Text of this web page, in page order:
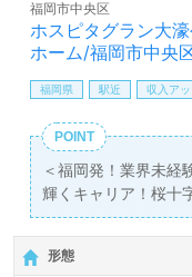
詳細をご案内します
全国の求人ご紹介！
しは【ウィルオブ介
LINE、メール、お電
相談可能です。転職
料サービスをご利用
ホスピタグラン大
ホーム/福岡市中央
福岡市中央区
福岡県 駅近 収入アッ
POINT
＜福岡発！業界未経
輝くキャリア！桜
【月給227,000円～
有資格者向け求人＊
形態